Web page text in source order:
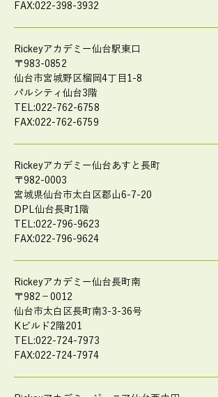
FAX:022-398-3932
Rickeyアカデミー仙台駅東口
〒983-0852
仙台市宮城野区榴岡4丁目1-8
パルシティ仙台3階
TEL:022-762-6758
FAX:022-762-6759
Rickeyアカデミー仙台あすと長町
〒982-0003
宮城県仙台市太白区郡山6-7-20
DPL仙台長町1階
TEL:022-796-9623
FAX:022-796-9624
Rickeyアカデミー仙台長町南
〒982－0012
仙台市太白区長町南3-3-36号
Kビルド2階201
TEL:022-724-7973
FAX:022-724-7974